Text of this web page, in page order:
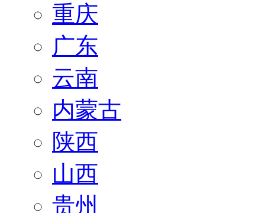
重庆
广东
云南
内蒙古
陕西
山西
贵州